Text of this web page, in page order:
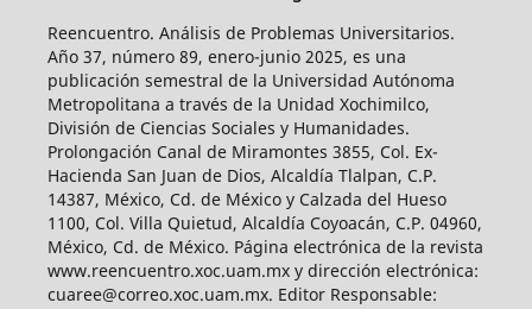
Reencuentro. Análisis de Problemas Universitarios.
Año 37, número 89, enero-junio 2025, es una
publicación semestral de la Universidad Autónoma
Metropolitana a través de la Unidad Xochimilco,
División de Ciencias Sociales y Humanidades.
Prolongación Canal de Miramontes 3855, Col. Ex-
Hacienda San Juan de Dios, Alcaldía Tlalpan, C.P.
14387, México, Cd. de México y Calzada del Hueso
1100, Col. Villa Quietud, Alcaldía Coyoacán, C.P. 04960,
México, Cd. de México. Página electrónica de la revista
www.reencuentro.xoc.uam.mx y dirección electrónica:
cuaree@correo.xoc.uam.mx. Editor Responsable: